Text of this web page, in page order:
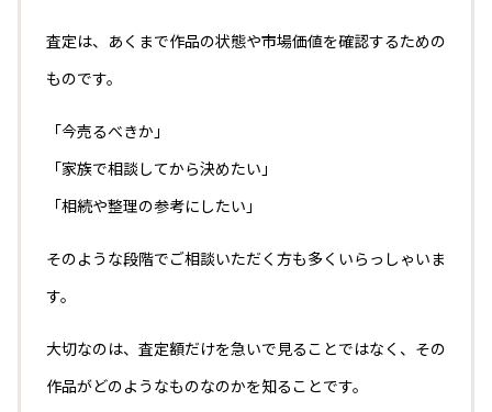
査定は、あくまで作品の状態や市場価値を確認するための
ものです。
「今売るべきか」
「家族で相談してから決めたい」
「相続や整理の参考にしたい」
そのような段階でご相談いただく方も多くいらっしゃいま
す。
大切なのは、査定額だけを急いで見ることではなく、その
作品がどのようなものなのかを知ることです。